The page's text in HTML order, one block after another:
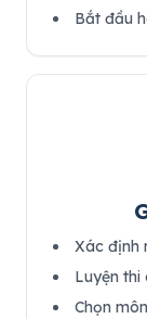
Bắt đầu
Xác định
Luyện thi
Chọn